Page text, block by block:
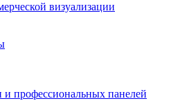
визуализации
профессиональных панелей